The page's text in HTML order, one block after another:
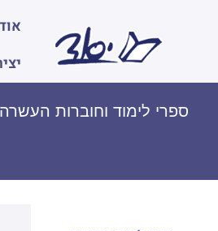
ספרי לימוד וחוברות העשרה